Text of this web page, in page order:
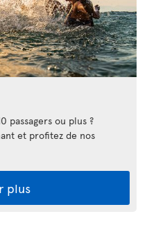
passagers ou plus ?
et profitez de nos
plus